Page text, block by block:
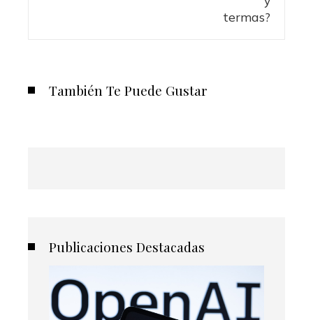
También Te Puede Gustar
Publicaciones Destacadas